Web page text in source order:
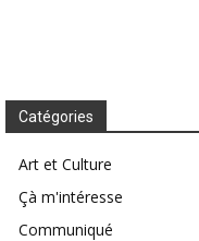
Catégories
Art et Culture
Çà m'intéresse
Communiqué